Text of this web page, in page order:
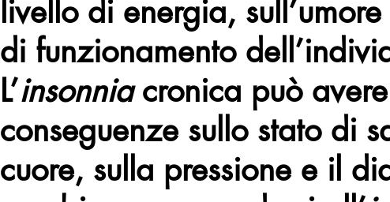
livello di energia,
di funzionamento
L’insonnia cronica può avere
conseguenze sullo stato di
cuore, sulla pressione e il